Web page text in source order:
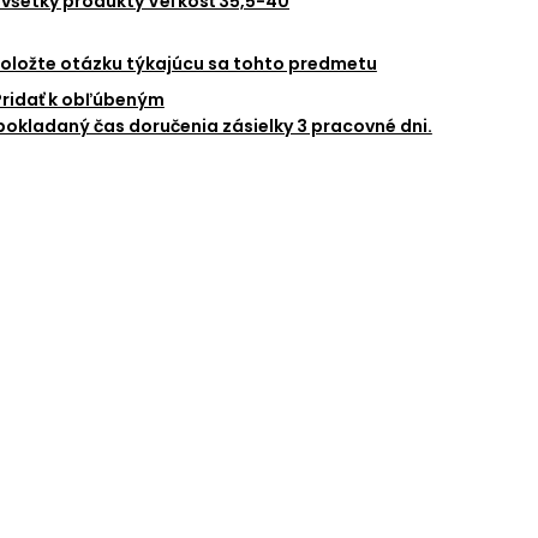
otázku týkajúcu sa tohto predmetu
k obľúbeným
čas doručenia zásielky 3 pracovné dni.